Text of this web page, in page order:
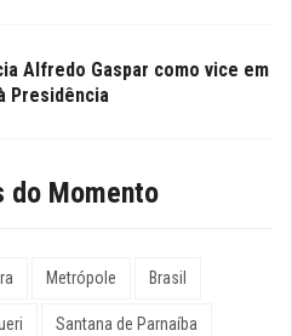
Alfredo Gaspar como vice em
Presidência
do Momento
Metrópole Brasil
Santana de Parnaíba